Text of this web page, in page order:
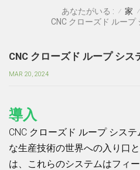
あなたがいる : / 家 /
CNC クローズド ループ
CNC クローズド ループ シス
MAR 20, 2024
導入
CNC クローズド ループ シス
な生産技術の世界への入り口
は、これらのシステムはフィ